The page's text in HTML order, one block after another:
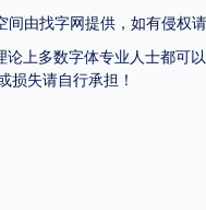
由找字网提供，如有侵权
上多数字体专业人士都
损失请自行承担！